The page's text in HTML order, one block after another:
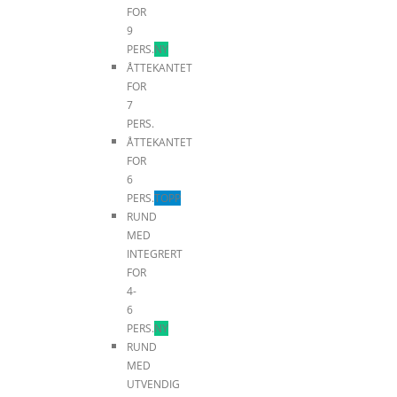
FOR
9
PERS.NY
ÅTTEKANTET
FOR
7
PERS.
ÅTTEKANTET
FOR
6
PERS.TOPP
RUND
MED
INTEGRERT
FOR
4-
6
PERS.NY
RUND
MED
UTVENDIG